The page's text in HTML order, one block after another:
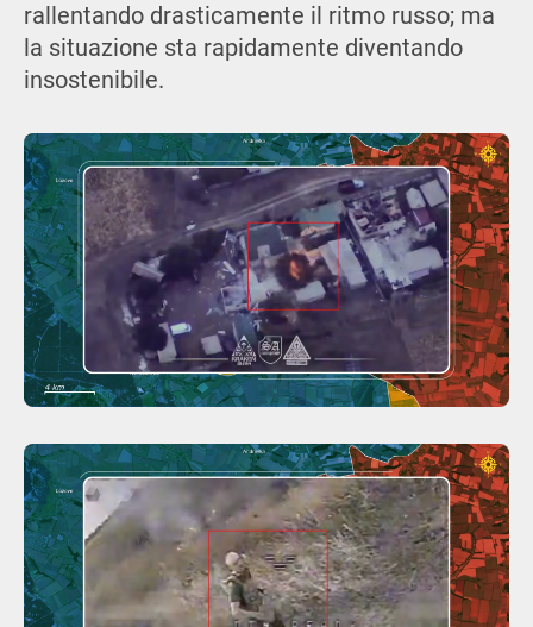
rallentando drasticamente il ritmo russo; ma
la situazione sta rapidamente diventando
insostenibile.